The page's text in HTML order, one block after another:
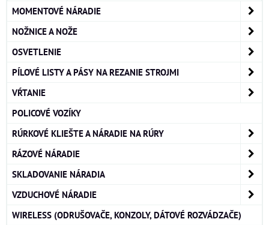
MOMENTOVÉ NÁRADIE
NOŽNICE A NOŽE
OSVETLENIE
PÍLOVÉ LISTY A PÁSY NA REZANIE STROJMI
VŔTANIE
POLICOVÉ VOZÍKY
RÚRKOVÉ KLIEŠTE A NÁRADIE NA RÚRY
RÁZOVÉ NÁRADIE
SKLADOVANIE NÁRADIA
VZDUCHOVÉ NÁRADIE
WIRELESS (ODRUŠOVAČE, KONZOLY, DÁTOVÉ ROZVÁDZAČE)